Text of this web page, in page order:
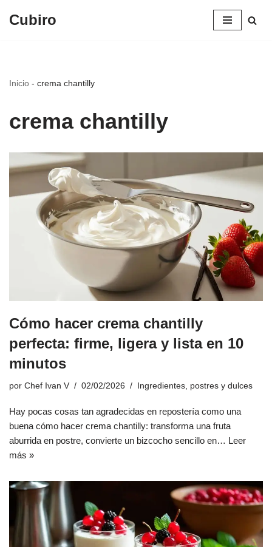
Cubiro
Inicio - crema chantilly
crema chantilly
Cómo hacer crema chantilly
perfecta: firme, ligera y lista en 10
minutos
por Chef Ivan V 02/02/2026 Ingredientes, postres y dulces
Hay pocas cosas tan agradecidas en repostería como una
buena cómo hacer crema chantilly: transforma una fruta
aburrida en postre, convierte un bizcocho sencillo en… Leer
más »